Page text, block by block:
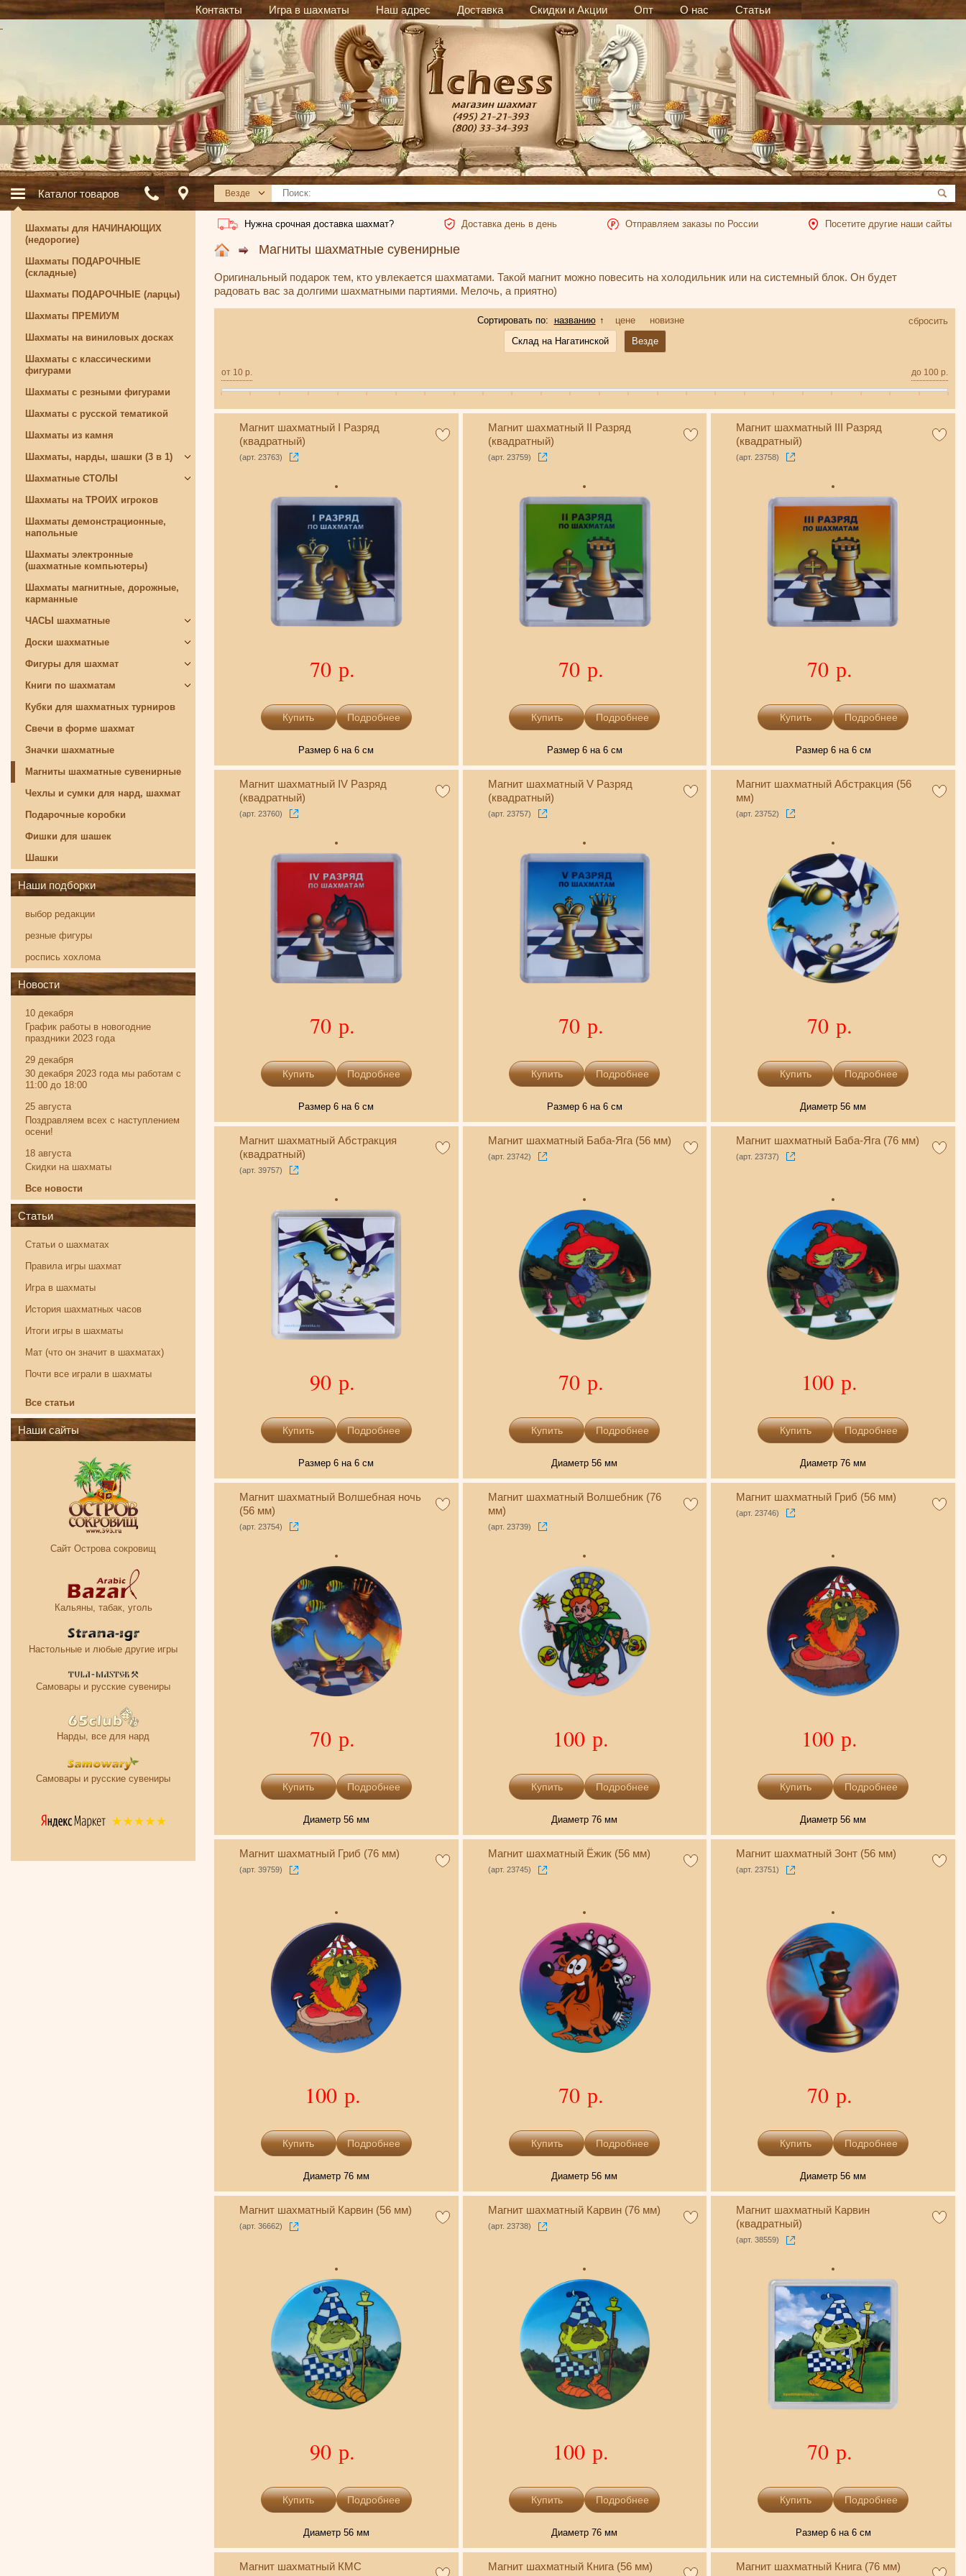
Контакты Игра в шахматы Наш адрес Доставка Скидки и Акции Опт О нас Статьи
Каталог товаров Везде
Нужна срочная доставка шахмат? Доставка день в день Отправляем заказы по России Посетите другие наши сайты
Магниты шахматные сувенирные
Оригинальный подарок тем, кто увлекается шахматами. Такой магнит можно повесить на холодильник или на системный блок. Он будет
радовать вас за долгими шахматными партиями. Мелочь, а приятно)
Сортировать по: названию ↑ цене
новизне
Склад на Нагатинской
Везде
от 10 р. до 100 р.
сбросить
Магнит шахматный I Разряд
(квадратный)
(арт. 23763)
70 р.
Подробнее
Размер 6 на 6 см
Магнит шахматный II Разряд
(квадратный)
(арт. 23759)
70 р.
Подробнее
Размер 6 на 6 см
Магнит шахматный III Разряд
(квадратный)
(арт. 23758)
70 р.
Подробнее
Размер 6 на 6 см
Магнит шахматный IV Разряд
(квадратный)
(арт. 23760)
70 р.
Подробнее
Размер 6 на 6 см
Магнит шахматный V Разряд
(квадратный)
(арт. 23757)
70 р.
Подробнее
Размер 6 на 6 см
Магнит шахматный Абстракция (56
мм)
(арт. 23752)
70 р.
Подробнее
Диаметр 56 мм
Магнит шахматный Абстракция
(квадратный)
(арт. 39757)
90 р.
Подробнее
Размер 6 на 6 см
Магнит шахматный Баба-Яга (56 мм)
(арт. 23742)
70 р.
Подробнее
Диаметр 56 мм
Магнит шахматный Баба-Яга (76 мм)
(арт. 23737)
100 р.
Подробнее
Диаметр 76 мм
Магнит шахматный Волшебная ночь
(56 мм)
(арт. 23754)
70 р.
Подробнее
Диаметр 56 мм
Магнит шахматный Волшебник (76
мм)
(арт. 23739)
100 р.
Подробнее
Диаметр 76 мм
Магнит шахматный Гриб (56 мм)
(арт. 23746)
100 р.
Подробнее
Диаметр 56 мм
Магнит шахматный Гриб (76 мм)
(арт. 39759)
100 р.
Подробнее
Диаметр 76 мм
Магнит шахматный Ёжик (56 мм)
(арт. 23745)
70 р.
Подробнее
Диаметр 56 мм
Магнит шахматный Зонт (56 мм)
(арт. 23751)
70 р.
Подробнее
Диаметр 56 мм
Магнит шахматный Карвин (56 мм)
(арт. 36662)
90 р.
Подробнее
Диаметр 56 мм
Магнит шахматный Карвин (76 мм)
(арт. 23738)
100 р.
Подробнее
Диаметр 76 мм
Магнит шахматный Карвин
(квадратный)
(арт. 38559)
70 р.
Подробнее
Размер 6 на 6 см
Магнит шахматный КМС
Магнит шахматный Книга (56 мм) Магнит шахматный Книга (76 мм)
Шахматы для НАЧИНАЮЩИХ
(недорогие)
Шахматы ПОДАРОЧНЫЕ
(складные)
Шахматы ПОДАРОЧНЫЕ (ларцы)
Шахматы ПРЕМИУМ
Шахматы на виниловых досках
Шахматы с классическими
фигурами
Шахматы с резными фигурами
Шахматы с русской тематикой
Шахматы из камня
Шахматы, нарды, шашки (3 в 1)
Шахматные СТОЛЫ
Шахматы на ТРОИХ игроков
Шахматы демонстрационные,
напольные
Шахматы электронные
(шахматные компьютеры)
Шахматы магнитные, дорожные,
карманные
ЧАСЫ шахматные
Доски шахматные
Фигуры для шахмат
Книги по шахматам
Кубки для шахматных турниров
Свечи в форме шахмат
Значки шахматные
Магниты шахматные сувенирные
Чехлы и сумки для нард, шахмат
Подарочные коробки
Фишки для шашек
Шашки
Наши подборки
выбор редакции
резные фигуры
роспись хохлома
Новости
10 декабря
График работы в новогодние
праздники 2023 года
29 декабря
30 декабря 2023 года мы работам с
11:00 до 18:00
25 августа
Поздравляем всех с наступлением
осени!
18 августа
Скидки на шахматы
Все новости
Статьи
Статьи о шахматах
Правила игры шахмат
Игра в шахматы
История шахматных часов
Итоги игры в шахматы
Мат (что он значит в шахматах)
Почти все играли в шахматы
Все статьи
Наши сайты
Сайт Острова сокровищ
Кальяны, табак, уголь
Настольные и любые другие игры
Самовары и русские сувениры
Нарды, все для нард
Самовары и русские сувениры